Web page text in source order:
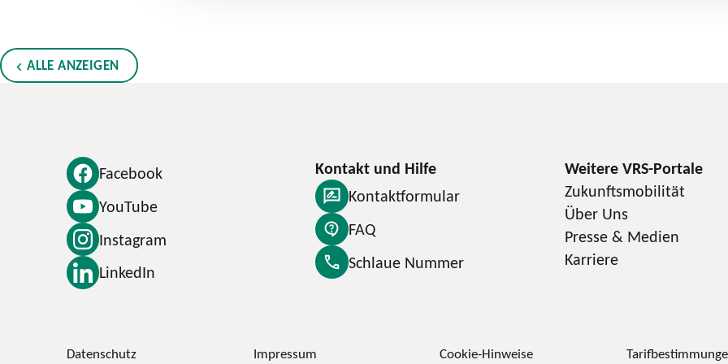
ALLE ANZEIGEN
Facebook
YouTube
Instagram
LinkedIn
Kontaktformular
FAQ
Schlaue Nummer
Zukunftsmobilität
Über Uns
Presse & Medien
Karriere
Datenschutz Impressum Cookie-Hinweise